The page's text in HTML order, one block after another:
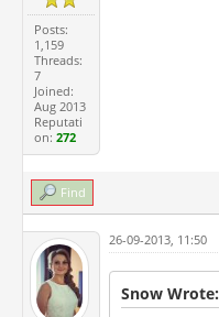
Posts:
1,159
Threads:
7
Joined:
Aug 2013
Reputati
on:272
Find
26-09-2013, 11:50
Snow Wrote: